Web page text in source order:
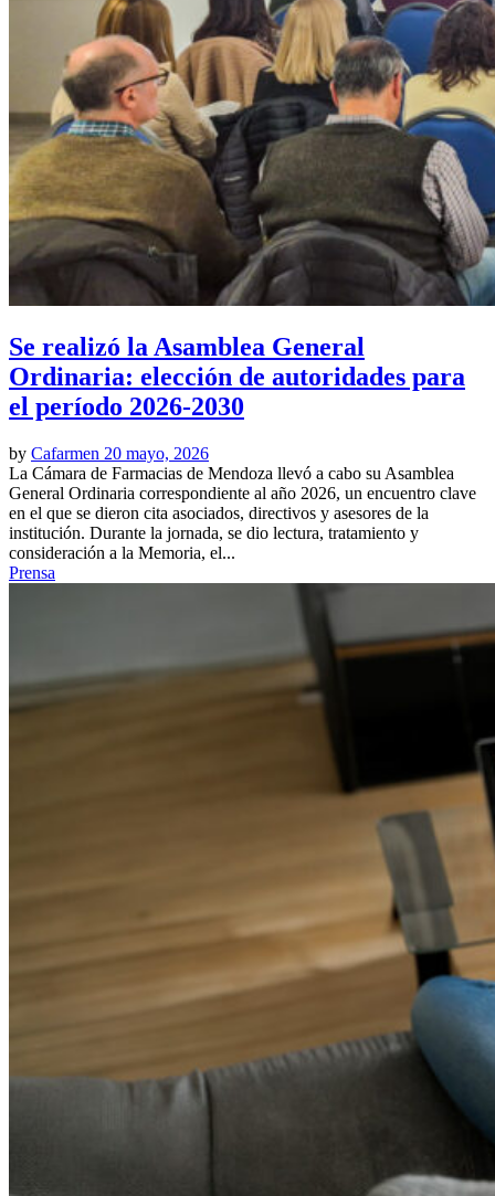
Se realizó la Asamblea General
Ordinaria: elección de autoridades para
el período 2026-2030
by Cafarmen 20 mayo, 2026
La Cámara de Farmacias de Mendoza llevó a cabo su Asamblea
General Ordinaria correspondiente al año 2026, un encuentro clave
en el que se dieron cita asociados, directivos y asesores de la
institución. Durante la jornada, se dio lectura, tratamiento y
consideración a la Memoria, el...
Prensa